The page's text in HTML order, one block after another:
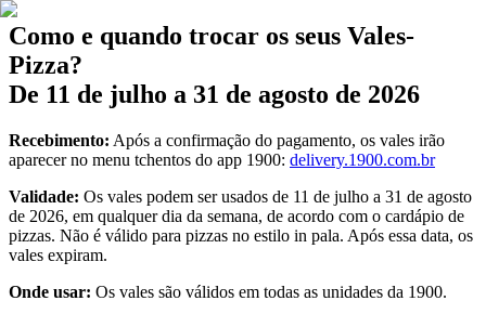
Como e quando trocar os seus Vales-
Pizza?
De 11 de julho a 31 de agosto de 2026
Recebimento: Após a confirmação do pagamento, os vales irão
aparecer no menu tchentos do app 1900: delivery.1900.com.br
Validade: Os vales podem ser usados de 11 de julho a 31 de agosto
de 2026, em qualquer dia da semana, de acordo com o cardápio de
pizzas. Não é válido para pizzas no estilo in pala. Após essa data, os
vales expiram.
Onde usar: Os vales são válidos em todas as unidades da 1900.